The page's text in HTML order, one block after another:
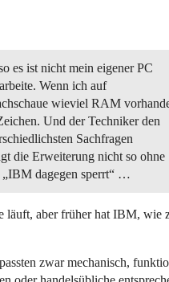
es ist nicht mein eigener PC
Wenn ich auf
wieviel RAM
Und der Techniker den
Sachfragen
die Erweiterung nicht so ohne
dagegen sperrt“ …
läuft, aber früher hat IBM, wie
zwar mechanisch,